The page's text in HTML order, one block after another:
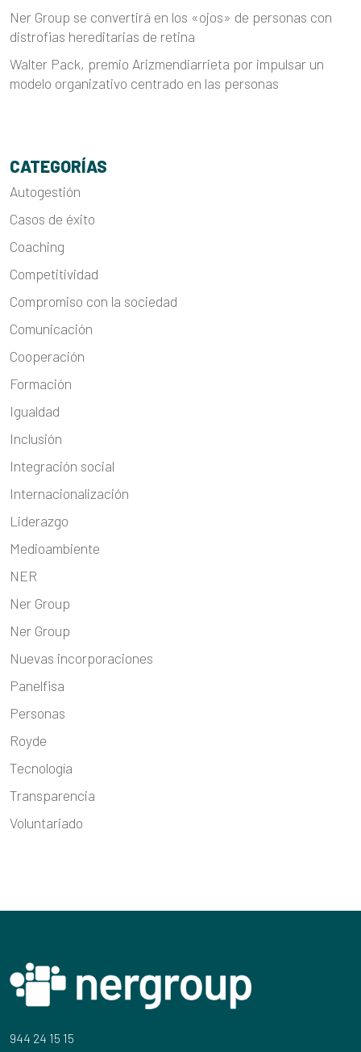
Ner Group se convertirá en los «ojos» de personas con
distrofias hereditarias de retina
Walter Pack, premio Arizmendiarrieta por impulsar un
modelo organizativo centrado en las personas
CATEGORÍAS
Autogestión
Casos de éxito
Coaching
Competitividad
Compromiso con la sociedad
Comunicación
Cooperación
Formación
Igualdad
Inclusión
Integración social
Internacionalización
Liderazgo
Medioambiente
NER
Ner Group
Ner Group
Nuevas incorporaciones
Panelfisa
Personas
Royde
Tecnología
Transparencia
Voluntariado
944 24 15 15